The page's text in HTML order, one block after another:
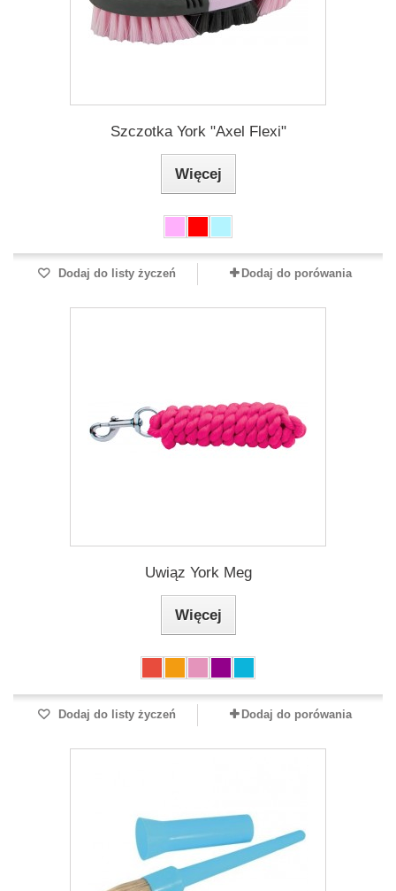
Szczotka York "Axel Flexi"
Więcej
Dodaj do listy życzeń Dodaj do porówania
Uwiąz York Meg
Więcej
Dodaj do listy życzeń Dodaj do porówania